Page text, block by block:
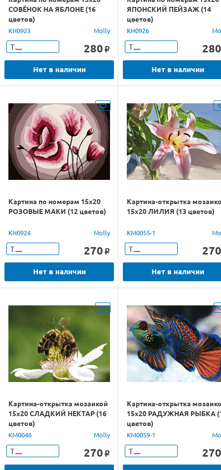
СОВЁНОК НА ЯБЛОНЕ (16
цветов)
KH0923 Molly
Т 280 o
Нет в наличии
ЯПОНСКИЙ ПЕЙЗАЖ (14
цветов)
KH0926
Т 280
Нет в наличии
Картина по номерам 15х20
РОЗОВЫЕ МАКИ (12 цветов)
KH0924 Molly
Т 270 o
Нет в наличии
Картина-открытка
15х20 ЛИЛИЯ (13 цветов)
KM0055-1
Т 270
Нет в наличии
Картина-открытка мозаикой
15х20 СЛАДКИЙ НЕКТАР (16
цветов)
KM0046 Molly
Т 270 o
Картина-открытка
15х20 РАДУЖНАЯ РЫБКА
цветов)
KM0059-1
Т 270